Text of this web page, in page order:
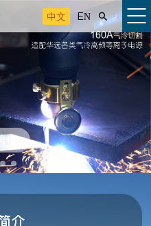
中文 EN 
介